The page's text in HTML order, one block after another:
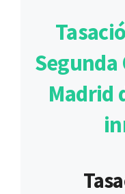
Madrid